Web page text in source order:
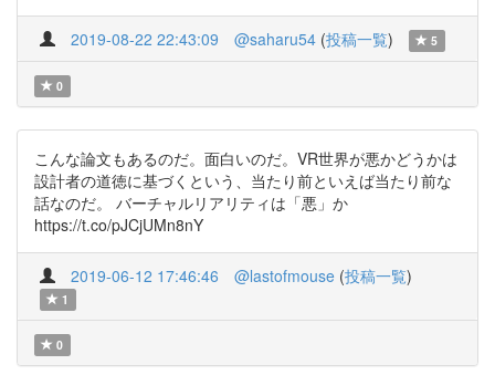
2019-08-22 22:43:09 @saharu54 (投稿一覧) 5
0
こんな論文もあるのだ。面白いのだ。VR世界が悪かどうかは
設計者の道徳に基づくという、当たり前といえば当たり前な
話なのだ。 バーチャルリアリティは「悪」か
https://t.co/pJCjUMn8nY
2019-06-12 17:46:46 @lastofmouse (投稿一覧)
1
0